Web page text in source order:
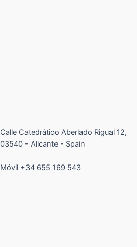
Calle Catedrático Aberlado Rigual 12,
03540 - Alicante - Spain
Móvil +34 655 169 543